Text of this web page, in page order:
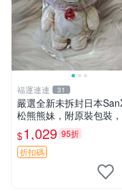
福運連連 31
嚴選全新未拆封日本
松熊熊妹，附原裝包裝
質地極佳，細膩可愛，推
藏兼送禮，適合女性好友
人，限量釋出。鬆熊、熊
$1,029 95折
折扣碼